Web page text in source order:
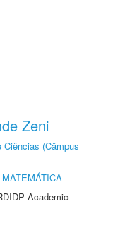
Zeni
Ciências (Câmpus
Academic